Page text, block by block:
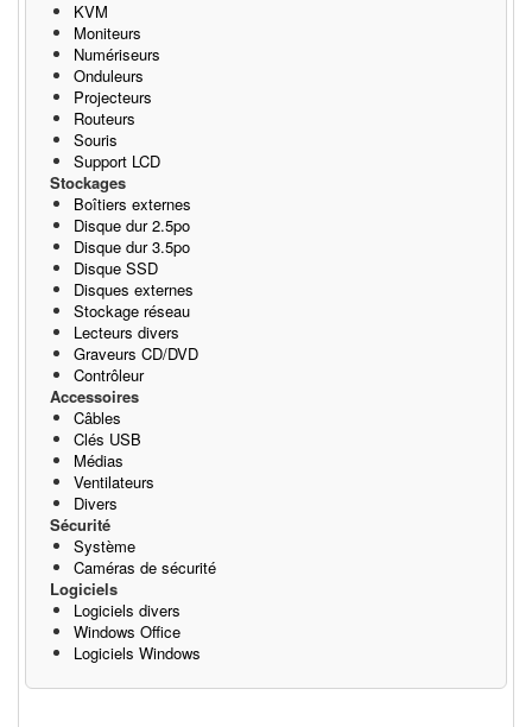
KVM
Moniteurs
Numériseurs
Onduleurs
Projecteurs
Routeurs
Souris
Support LCD
Stockages
Boîtiers externes
Disque dur 2.5po
Disque dur 3.5po
Disque SSD
Disques externes
Stockage réseau
Lecteurs divers
Graveurs CD/DVD
Contrôleur
Accessoires
Câbles
Clés USB
Médias
Ventilateurs
Divers
Sécurité
Système
Caméras de sécurité
Logiciels
Logiciels divers
Windows Office
Logiciels Windows